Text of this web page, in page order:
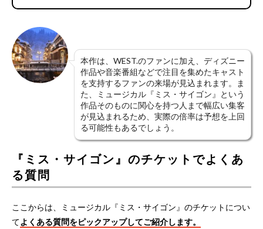
本作は、WEST.のファンに加え、ディズニー
作品や音楽番組などで注目を集めたキャスト
を支持するファンの来場が見込まれます。ま
た、ミュージカル『ミス・サイゴン』という
作品そのものに関心を持つ人まで幅広い集客
が見込まれるため、実際の倍率は予想を上回
る可能性もあるでしょう。
『ミス・サイゴン』のチケットでよくあ
る質問
ここからは、ミュージカル『ミス・サイゴン』のチケットについ
てよくある質問をピックアップしてご紹介します。